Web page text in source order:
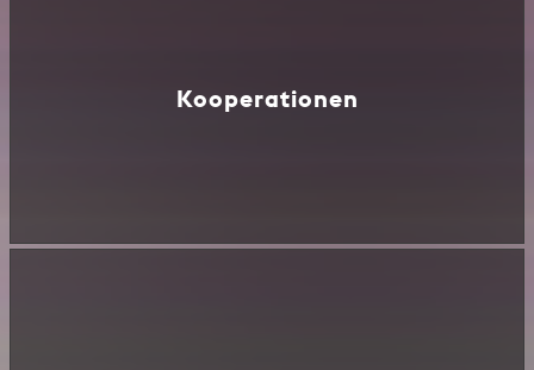
Kooperationen